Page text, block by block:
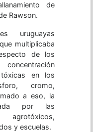
de
Rawson.
uruguayas
multiplicaba
de los
en los
cromo,
a eso, la
por las
y escuelas.